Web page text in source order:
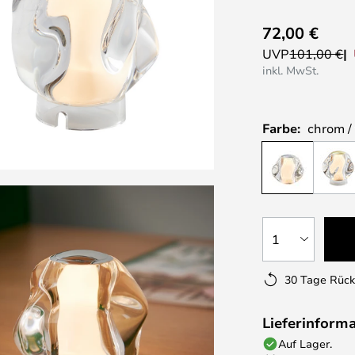
72,00 €
UVP101,00 €
inkl. MwSt.
Farbe: chrom
1
30 Tage
Auf Lager.